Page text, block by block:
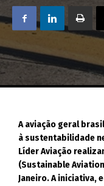
A aviação geral
à sustentabilidade
Líder Aviação
(Sustainable
Janeiro. A iniciativa,